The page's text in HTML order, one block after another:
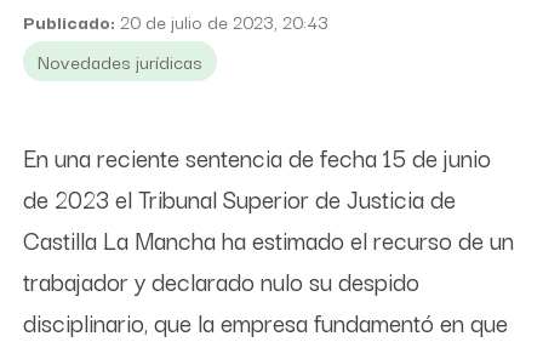
Publicado: 20 de julio de 2023, 20:43
Novedades jurídicas
En una reciente sentencia de fecha 15 de junio
de 2023 el Tribunal Superior de Justicia de
Castilla La Mancha ha estimado el recurso de un
trabajador y declarado nulo su despido
disciplinario, que la empresa fundamentó en que